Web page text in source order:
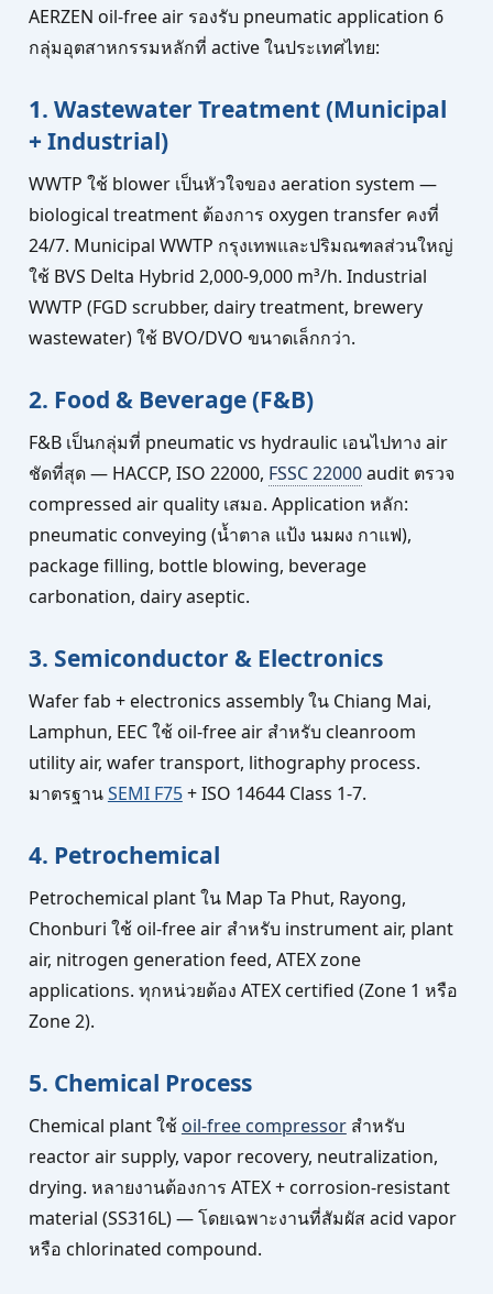
AERZEN oil-free air รองรับ pneumatic application 6
กลุ่มอุตสาหกรรมหลักที่ active ในประเทศไทย:
1. Wastewater Treatment (Municipal
+ Industrial)
WWTP ใช้ blower เป็นหัวใจของ aeration system —
biological treatment ต้องการ oxygen transfer คงที่
24/7. Municipal WWTP กรุงเทพและปริมณฑลส่วนใหญ่
ใช้ BVS Delta Hybrid 2,000-9,000 m³/h. Industrial
WWTP (FGD scrubber, dairy treatment, brewery
wastewater) ใช้ BVO/DVO ขนาดเล็กกว่า.
2. Food & Beverage (F&B)
F&B เป็นกลุ่มที่ pneumatic vs hydraulic เอนไปทาง air
ชัดที่สุด — HACCP, ISO 22000, FSSC 22000audit ตรวจ
compressed air quality เสมอ. Application หลัก:
pneumatic conveying (น้ำตาล แป้ง นมผง กาแฟ),
package filling, bottle blowing, beverage
carbonation, dairy aseptic.
3. Semiconductor & Electronics
Wafer fab + electronics assembly ใน Chiang Mai,
Lamphun, EEC ใช้ oil-free air สำหรับ cleanroom
utility air, wafer transport, lithography process.
มาตรฐานSEMI F75+ ISO 14644 Class 1-7.
4. Petrochemical
Petrochemical plant ใน Map Ta Phut, Rayong,
Chonburi ใช้ oil-free air สำหรับ instrument air, plant
air, nitrogen generation feed, ATEX zone
applications. ทุกหน่วยต้อง ATEX certified (Zone 1 หรือ
Zone 2).
5. Chemical Process
Chemical plant ใช้ oil-free compressorสำหรับ
reactor air supply, vapor recovery, neutralization,
drying. หลายงานต้องการ ATEX + corrosion-resistant
material (SS316L) — โดยเฉพาะงานที่สัมผัส acid vapor
หรือ chlorinated compound.